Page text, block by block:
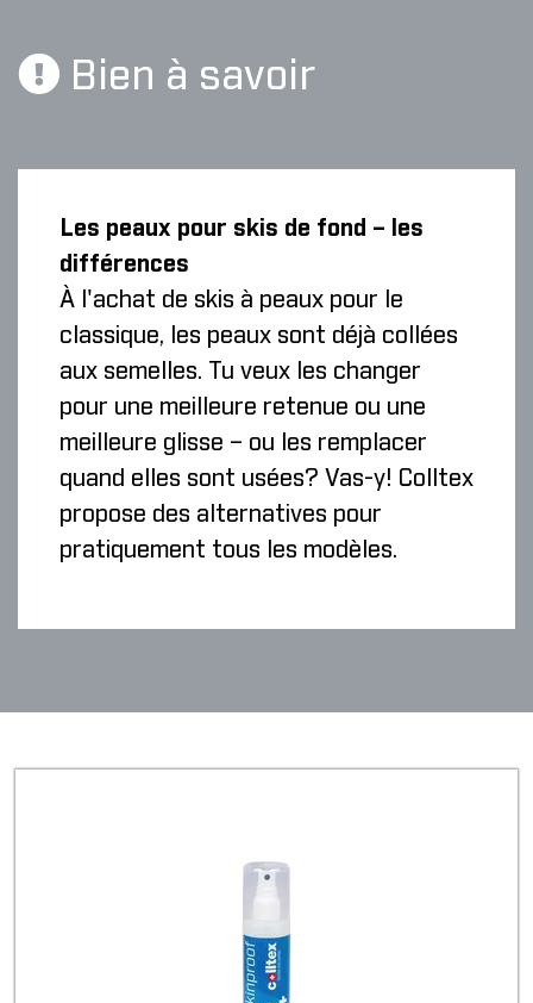
Bien à savoir
Les peaux pour skis de fond – les
différences
À l'achat de skis à peaux pour le
classique, les peaux sont déjà collées
aux semelles. Tu veux les changer
pour une meilleure retenue ou une
meilleure glisse – ou les remplacer
quand elles sont usées? Vas-y! Colltex
propose des alternatives pour
pratiquement tous les modèles.